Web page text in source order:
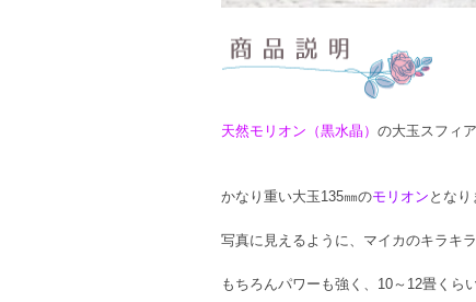
天然モリオン（黒水晶） の大玉スフィア
かなり重い大玉135㎜のモリオン となり
写真に見えるように、マイカのキラキ
もちろんパワーも強く、10～12畳くら